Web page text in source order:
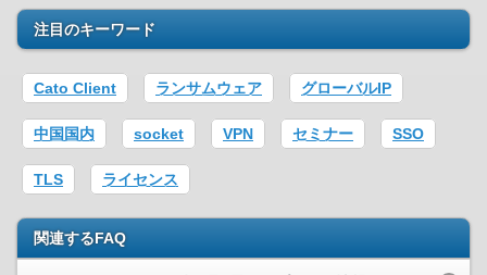
注目のキーワード
Cato Client ランサムウェア グローバルIP
中国国内 socket VPN セミナー SSO
TLS ライセンス
関連するFAQ